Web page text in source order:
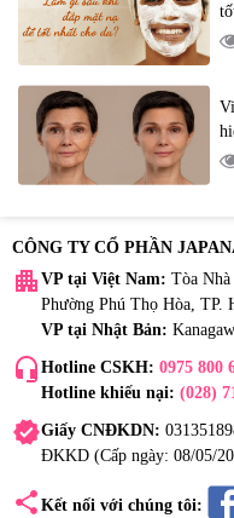
CÔNG TY CỔ PHẦN
apartment VP tại Việt Nam: Tòa
Phường Phú Thọ Hòa, TP.
VP tại Nhật Bản:
headset_mic Hotline CSKH: 0975 800
Hotline khiếu nại: (028)
verifiedGiấy CNĐKDN:
ĐKKD (Cấp ngày: 08/05/
share Kết nối với chúng tôi: